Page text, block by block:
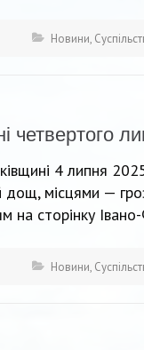
Новини,
четвертого
4 липня
дощ, місцями —
на сторінку
Новини,